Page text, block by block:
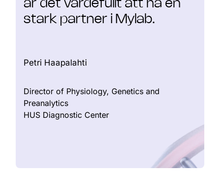
är det värdefullt att ha en
stark partner i Mylab.
Petri Haapalahti
Director of Physiology, Genetics and
Preanalytics
HUS Diagnostic Center
1
3
5
6
8
1
3
4
6